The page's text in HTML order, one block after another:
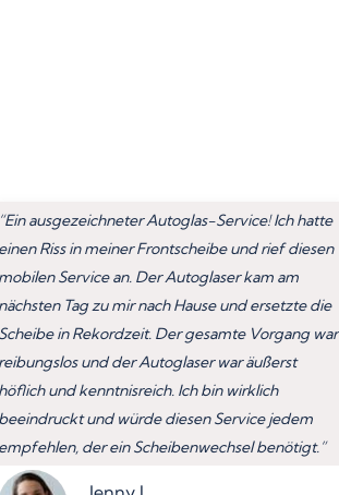
“Ein ausgezeichneter Autoglas-Service! Ich hatte
einen Riss in meiner Frontscheibe und rief diesen
mobilen Service an. Der Autoglaser kam am
nächsten Tag zu mir nach Hause und ersetzte die
Scheibe in Rekordzeit. Der gesamte Vorgang war
reibungslos und der Autoglaser war äußerst
höflich und kenntnisreich. Ich bin wirklich
beeindruckt und würde diesen Service jedem
empfehlen, der ein Scheibenwechsel benötigt.”